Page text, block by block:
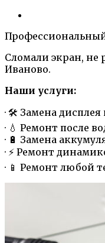
Сломали экран, не
Иваново.
Наши услуги:
· 🛠️ Замена
· 💧 Ремонт после
· 🔋 Замена
· ⚡️ Ремонт
· 📱 Ремонт любой